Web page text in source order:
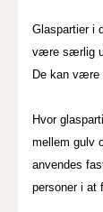
Glaspartier i
være særlig
De kan være
Hvor
mellem gulv
anvendes
personer i at